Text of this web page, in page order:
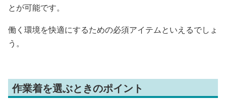
とが可能です。
働く環境を快適にするための必須アイテムといえるでしょ
う。
作業着を選ぶときのポイント